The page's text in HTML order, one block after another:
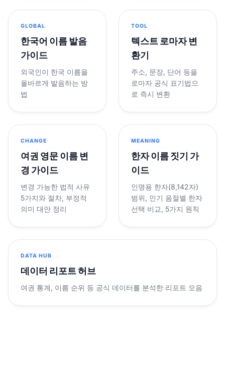
GLOBAL
한국어 이름 발음
가이드
외국인이 한국 이름을
올바르게 발음하는 방
법
TOOL
텍스트 로마자 변
환기
주소, 문장, 단어 등을
로마자 공식 표기법으
로 즉시 변환
CHANGE
여권 영문 이름 변
경 가이드
변경 가능한 법적 사유
5가지와 절차, 부정적
의미 대안 정리
MEANING
한자 이름 짓기 가
이드
인명용 한자(8,142자)
범위, 인기 음절별 한자
선택 비교, 5가지 원칙
DATA HUB
데이터 리포트 허브
여권 통계, 이름 순위 등 공식 데이터를 분석한 리포트 모음